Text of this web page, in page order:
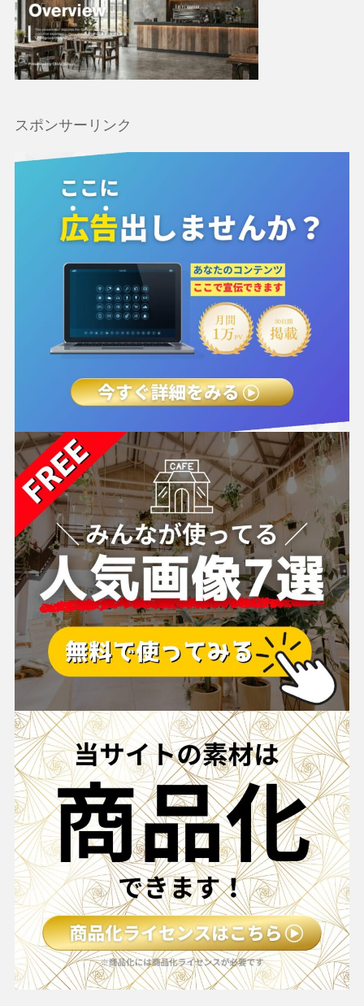
スポンサーリンク